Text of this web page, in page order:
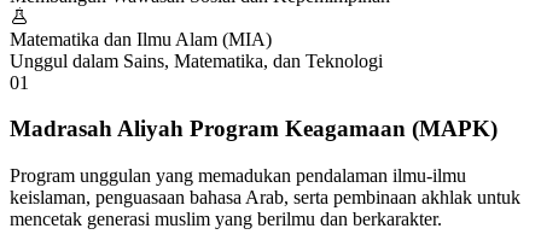
Matematika dan Ilmu Alam (MIA)
Unggul dalam Sains, Matematika, dan Teknologi
01
Madrasah Aliyah Program Keagamaan (MAPK)
Program unggulan yang memadukan pendalaman ilmu-ilmu
keislaman, penguasaan bahasa Arab, serta pembinaan akhlak untuk
mencetak generasi muslim yang berilmu dan berkarakter.